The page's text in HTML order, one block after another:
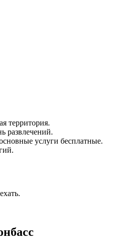
территория.
услуги бесплатные.